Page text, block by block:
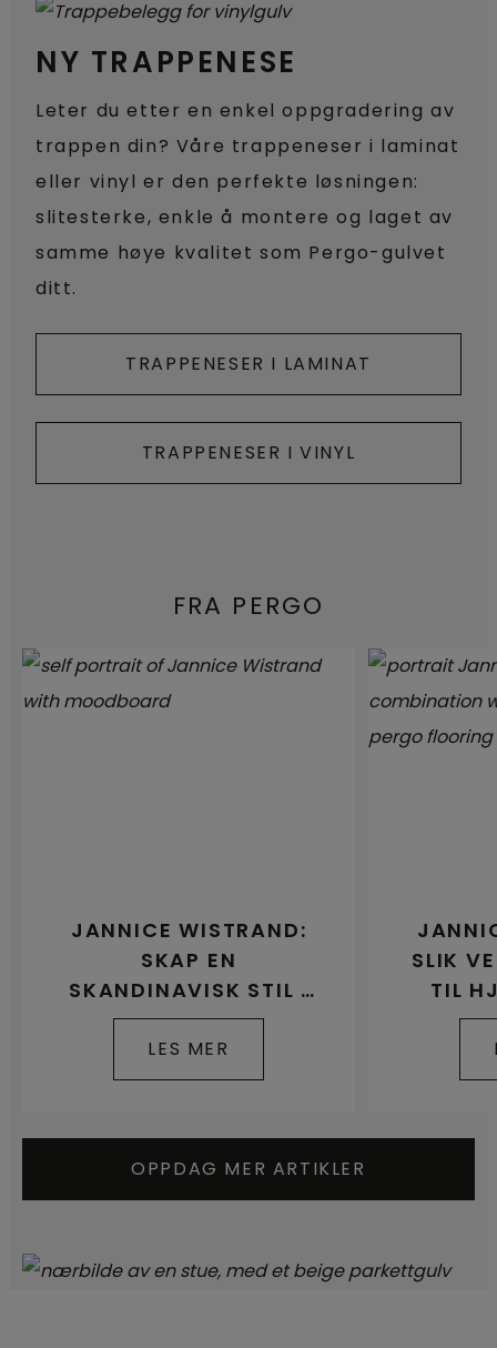
NY TRAPPENESE
Leter du etter en enkel oppgradering av
trappen din? Våre trappeneser i laminat
eller vinyl er den perfekte løsningen:
slitesterke, enkle å montere og laget av
samme høye kvalitet som Pergo-gulvet
ditt.
TRAPPENESER I LAMINAT
TRAPPENESER I VINYL
FRA PERGO
JANNICE WISTRAND:
SKAP EN
SKANDINAVISK STIL I
HJEMMET DITT
LES MER
SLIK
TIL
OPPDAG MER ARTIKLER